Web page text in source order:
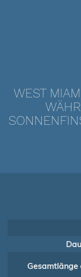
WEST
Gesamtlänge